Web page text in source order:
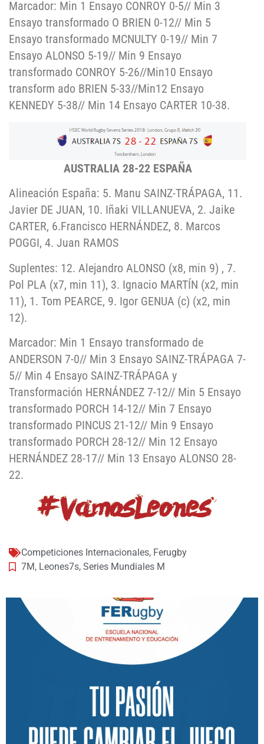
Marcador: Min 1 Ensayo CONROY 0-5// Min 3
Ensayo transformado O BRIEN 0-12// Min 5
Ensayo transformado MCNULTY 0-19// Min 7
Ensayo ALONSO 5-19// Min 9 Ensayo
transformado CONROY 5-26//Min10 Ensayo
transform ado BRIEN 5-33//Min12 Ensayo
KENNEDY 5-38// Min 14 Ensayo CARTER 10-38.
AUSTRALIA 28-22 ESPAÑA
Alineación España: 5. Manu SAINZ-TRÁPAGA, 11.
Javier DE JUAN, 10. Iñaki VILLANUEVA, 2. Jaike
CARTER, 6.Francisco HERNÁNDEZ, 8. Marcos
POGGI, 4. Juan RAMOS
Suplentes: 12. Alejandro ALONSO (x8, min 9) , 7.
Pol PLA (x7, min 11), 3. Ignacio MARTÍN (x2, min
11), 1. Tom PEARCE, 9. Igor GENUA (c) (x2, min
12).
Marcador: Min 1 Ensayo transformado de
ANDERSON 7-0// Min 3 Ensayo SAINZ-TRÁPAGA 7-
5// Min 4 Ensayo SAINZ-TRÁPAGA y
Transformación HERNÁNDEZ 7-12// Min 5 Ensayo
transformado PORCH 14-12// Min 7 Ensayo
transformado PINCUS 21-12// Min 9 Ensayo
transformado PORCH 28-12// Min 12 Ensayo
HERNÁNDEZ 28-17// Min 13 Ensayo ALONSO 28-
22.
Competiciones Internacionales, Ferugby
7M, Leones7s, Series Mundiales M